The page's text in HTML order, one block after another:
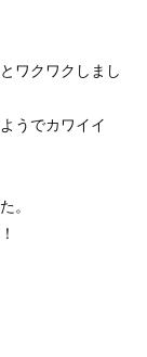
ワクワクしまし
うでカワイイ
。